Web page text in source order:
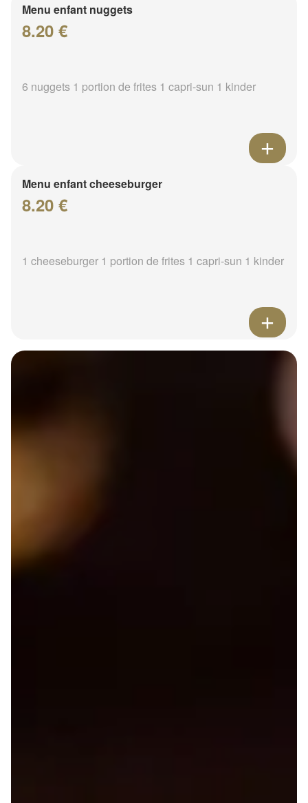
Menu enfant nuggets
8.20 €
6 nuggets 1 portion de frites 1 capri-sun 1 kinder
Menu enfant cheeseburger
8.20 €
1 cheeseburger 1 portion de frites 1 capri-sun 1 kinder